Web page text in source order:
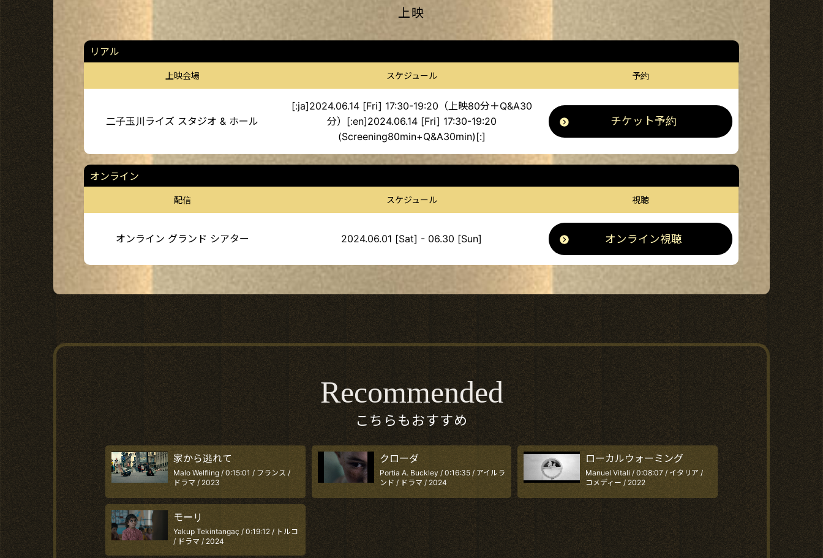
上映
リアル
上映会場 スケジュール 予約
二子玉川ライズ スタジオ & ホール
[:ja]2024.06.14 [Fri] 17:30-19:20（上映80分＋Q&A30
分）[:en]2024.06.14 [Fri] 17:30-19:20
(Screening80min+Q&A30min)[:]
チケット予約
オンライン
配信 スケジュール 視聴
オンライン グランド シアター 2024.06.01 [Sat] - 06.30 [Sun] オンライン視聴
Recommended
こちらもおすすめ
家から逃れて
Malo Welfling / 0:15:01 / フランス /
ドラマ / 2023
クローダ
Portia A. Buckley / 0:16:35 / アイルラ
ンド / ドラマ / 2024
ローカルウォーミング
Manuel Vitali / 0:08:07 / イタリア /
コメディー / 2022
モーリ
Yakup Tekintangaç / 0:19:12 / トルコ
/ ドラマ / 2024